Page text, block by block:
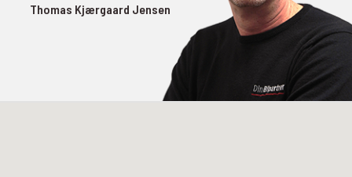
Thomas Kjærgaard Jensen